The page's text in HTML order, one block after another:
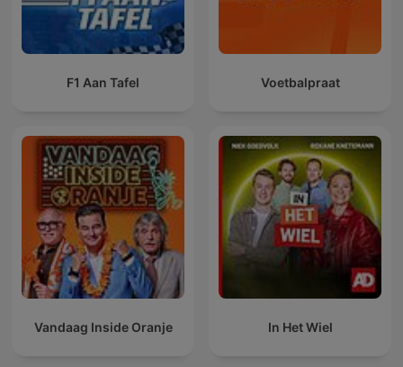
F1 Aan Tafel Voetbalpraat
Vandaag Inside Oranje In Het Wiel